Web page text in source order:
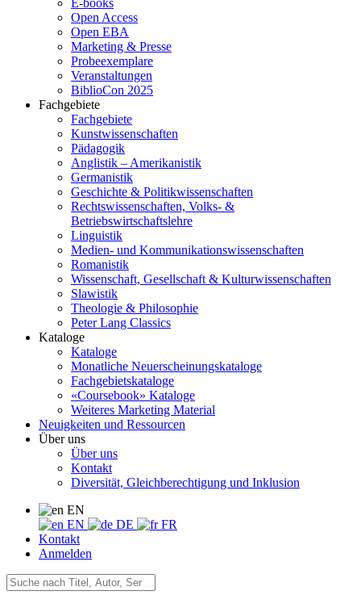
E-books
Open Access
Open EBA
Marketing & Presse
Probeexemplare
Veranstaltungen
BiblioCon 2025
Fachgebiete
Fachgebiete
Kunstwissenschaften
Pädagogik
Anglistik – Amerikanistik
Germanistik
Geschichte & Politikwissenschaften
Rechtswissenschaften, Volks- &
Betriebswirtschaftslehre
Linguistik
Medien- und Kommunikationswissenschaften
Romanistik
Wissenschaft, Gesellschaft & Kulturwissenschaften
Slawistik
Theologie & Philosophie
Peter Lang Classics
Kataloge
Kataloge
Monatliche Neuerscheinungskataloge
Fachgebietskataloge
«Coursebook» Kataloge
Weiteres Marketing Material
Neuigkeiten und Ressourcen
Über uns
Über uns
Kontakt
Diversität, Gleichberechtigung und Inklusion
EN
EN
DE
FR
Kontakt
Anmelden